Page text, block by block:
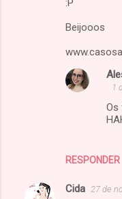
:P
Beijooos
RESPONDER
1
Os
Cida 27 de